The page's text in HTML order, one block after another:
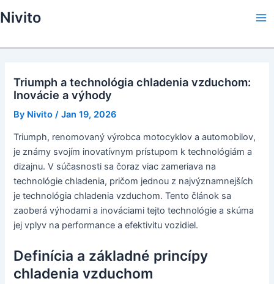
to
Nivito
Triumph a technológia chladenia vzduchom:
Inovácie a výhody
By Nivito /Jan 19, 2026
Triumph, renomovaný výrobca motocyklov a automobilov,
je známy svojím inovatívnym prístupom k technológiám a
dizajnu. V súčasnosti sa čoraz viac zameriava na
technológie chladenia, pričom jednou z najvýznamnejších
je technológia chladenia vzduchom. Tento článok sa
zaoberá výhodami a inováciami tejto technológie a skúma
jej vplyv na performance a efektivitu vozidiel.
Definícia a základné princípy
chladenia vzduchom